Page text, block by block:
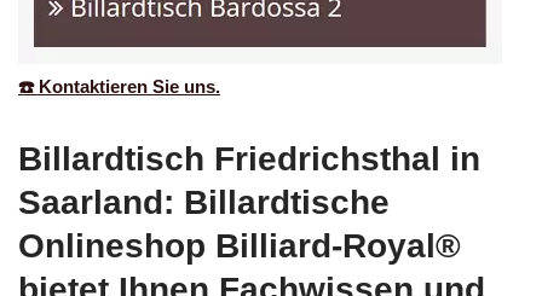
☎️ Kontaktieren Sie uns.
Billardtisch Friedrichsthal in
Saarland: Billardtische
Onlineshop Billiard-Royal®